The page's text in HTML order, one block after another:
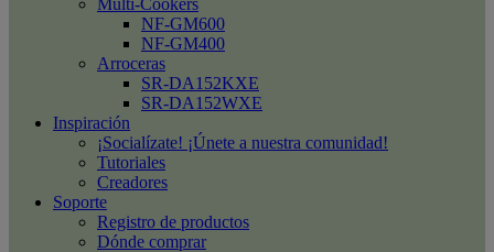
Multi-Cookers
NF-GM600
NF-GM400
Arroceras
SR-DA152KXE
SR-DA152WXE
Inspiración
¡Socialízate! ¡Únete a nuestra comunidad!
Tutoriales
Creadores
Soporte
Registro de productos
Dónde comprar